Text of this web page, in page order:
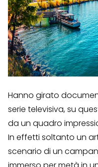
Hanno girato
serie televisiva, su
da un quadro
In effetti soltanto un
scenario di un